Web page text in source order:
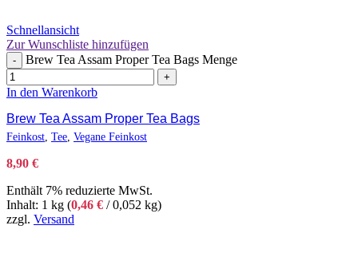
Schnellansicht
Zur Wunschliste hinzufügen
- Brew Tea Assam Proper Tea Bags Menge
+
In den Warenkorb
Brew Tea Assam Proper Tea Bags
Feinkost, Tee, Vegane Feinkost
8,90 €
Enthält 7% reduzierte MwSt.
Inhalt: 1 kg (0,46 € / 0,052 kg)
zzgl. Versand